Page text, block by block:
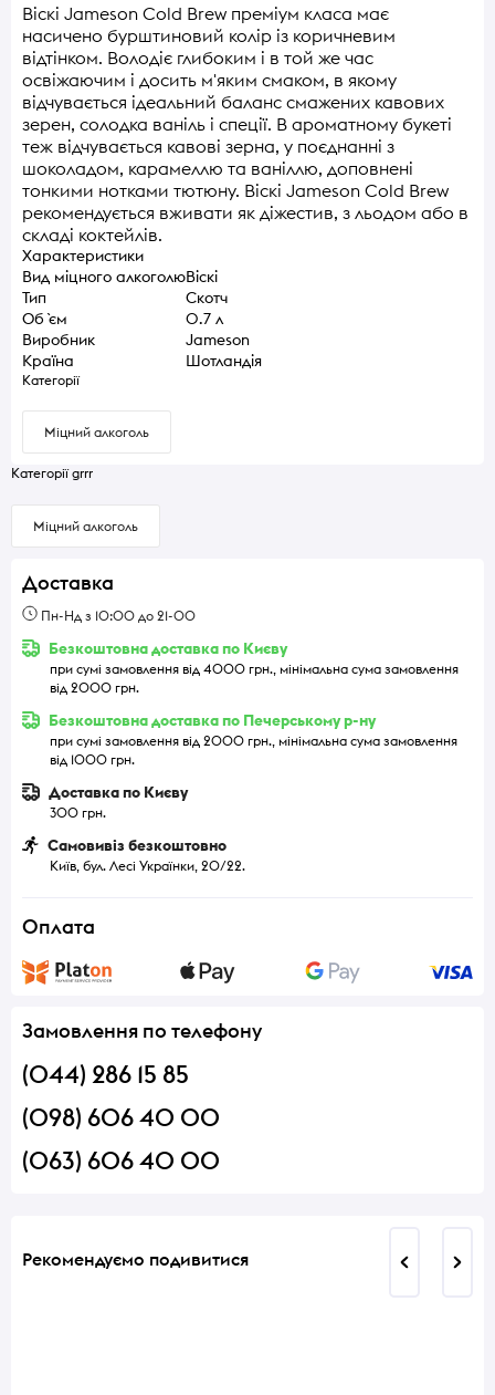
Віскі Jameson Cold Brew преміум класа має
насичено бурштиновий колір із коричневим
відтінком. Володіє глибоким і в той же час
освіжаючим і досить м'яким смаком, в якому
відчувається ідеальний баланс смажених кавових
зерен, солодка ваніль і спеції. В ароматному букеті
теж відчувається кавові зерна, у поєднанні з
шоколадом, карамеллю та ваніллю, доповнені
тонкими нотками тютюну. Віскі Jameson Cold Brew
рекомендується вживати як діжестив, з льодом або в
складі коктейлів.
Характеристики
Вид міцного алкоголюВіскі
Тип
Скотч
Об `єм
0.7 л
Виробник
Jameson
Країна
Шотландія
Категорії
Міцний алкоголь
Категорії grrr
Міцний алкоголь
Доставка
Пн-Нд з 10:00 до 21-00
Безкоштовна доставка по Києву
при сумі замовлення від 4000 грн., мінімальна сума замовлення
від 2000 грн.
Безкоштовна доставка по Печерському р-ну
при сумі замовлення від 2000 грн., мінімальна сума замовлення
від 1000 грн.
Доставка по Києву
300 грн.
Самовивіз безкоштовно
Київ, бул. Лесі Українки, 20/22.
Оплата
Замовлення по телефону
(044) 286 15 85
(098) 606 40 00
(063) 606 40 00
Рекомендуємо подивитися